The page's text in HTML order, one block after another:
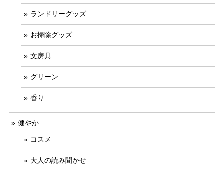
ランドリーグッズ
お掃除グッズ
文房具
グリーン
香り
健やか
コスメ
大人の読み聞かせ